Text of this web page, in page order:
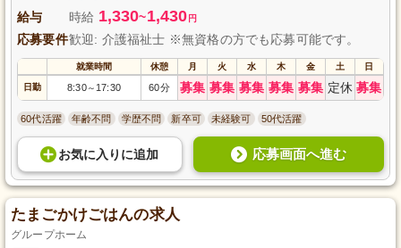
給与 時給 1,330~1,430 円
応募要件歓迎: 介護福祉士 ※無資格の方でも応募可能です。
就業時間 休憩 月 火 水 木 金 土 日
日勤 8:30～ 17:30 60分 募集 募集 募集 募集 募集 定休 募集
60代活躍 年齢不問 学歴不問 新卒可 未経験可 50代活躍
お気に入り に追加 応募画面へ進む
たまごかけごはんの求人
グループホーム